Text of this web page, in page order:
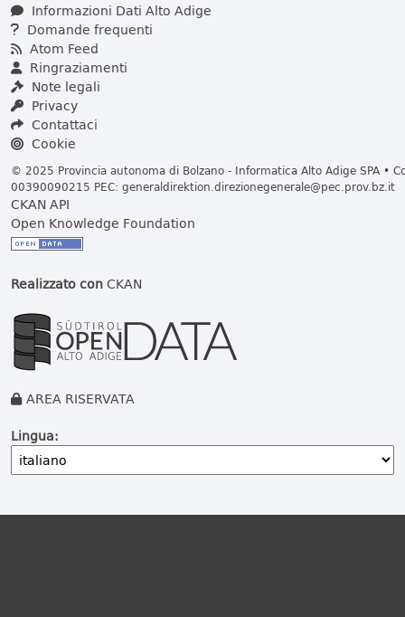
Informazioni Dati Alto Adige
Domande frequenti
Atom Feed
Ringraziamenti
Note legali
Privacy
Contattaci
Cookie
© 2025 Provincia autonoma di Bolzano - Informatica Alto Adige SPA •
00390090215 PEC: generaldirektion.direzionegenerale@pec.prov.bz.it
CKAN API
Open Knowledge Foundation
Realizzato conCKAN
AREA RISERVATA
Lingua